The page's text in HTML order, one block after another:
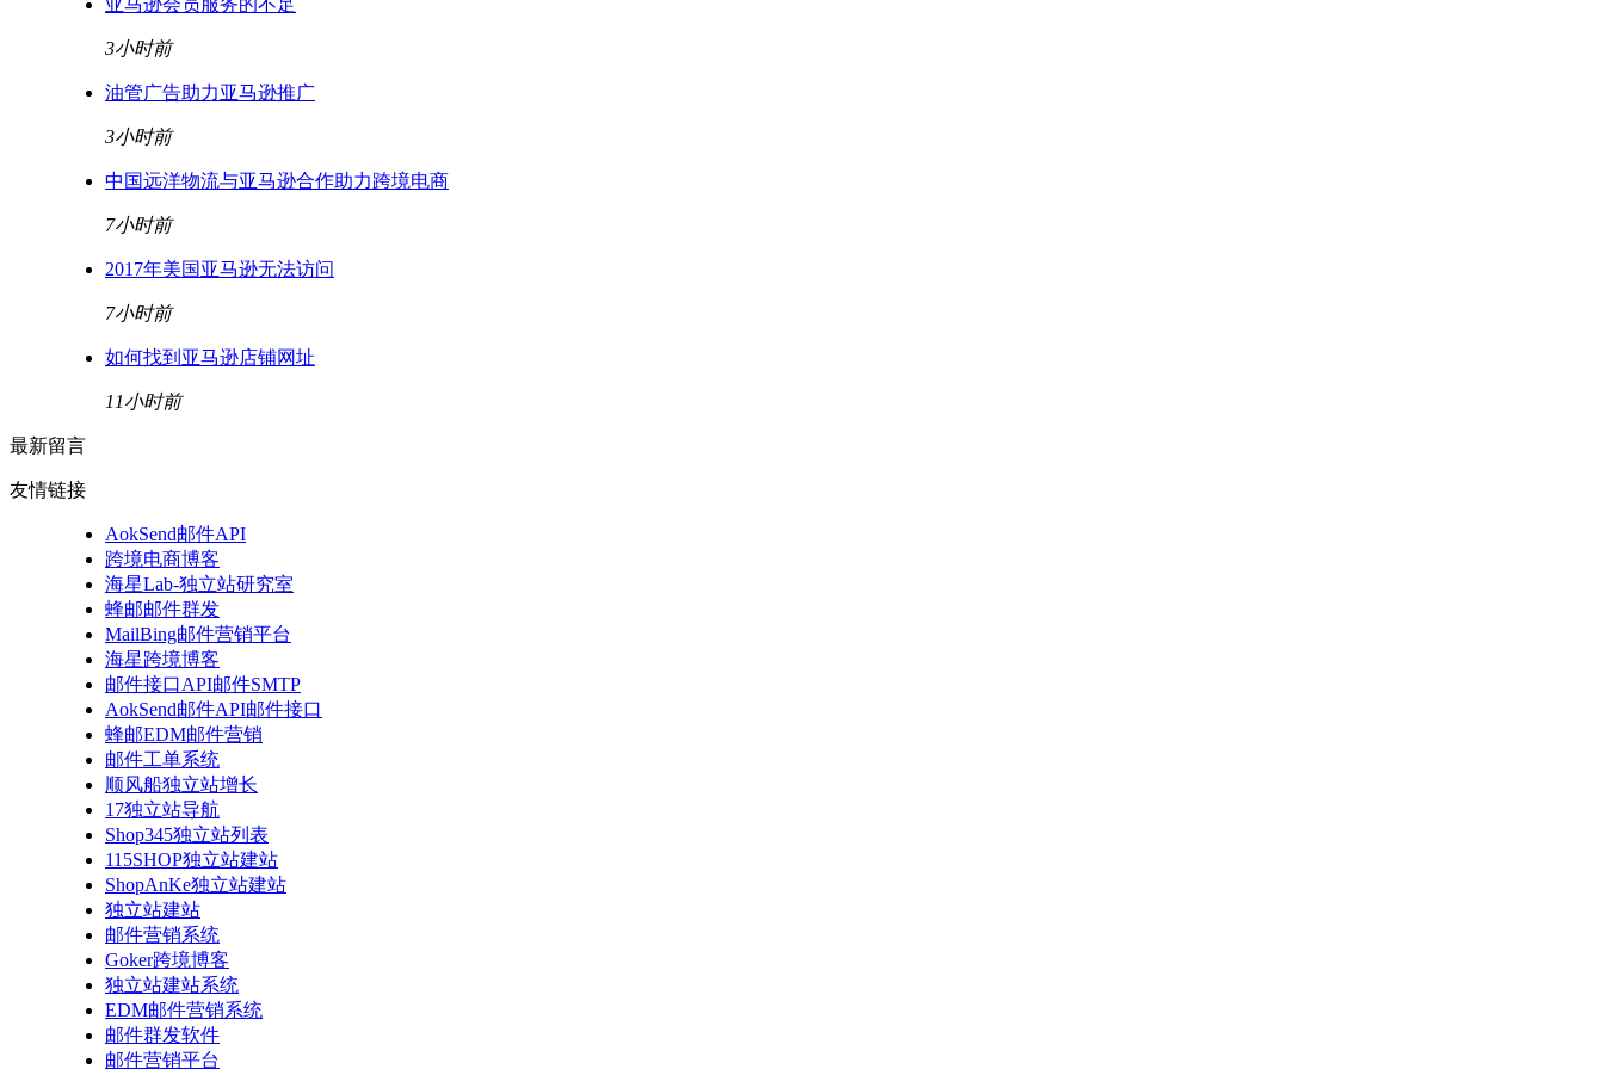
亚马逊会员服务的不足
3小时前
油管广告助力亚马逊推广
3小时前
中国远洋物流与亚马逊合作助力跨境电商
7小时前
2017年美国亚马逊无法访问
7小时前
如何找到亚马逊店铺网址
11小时前
最新留言
友情链接
AokSend邮件API
跨境电商博客
海星Lab-独立站研究室
蜂邮邮件群发
MailBing邮件营销平台
海星跨境博客
邮件接口API邮件SMTP
AokSend邮件API邮件接口
蜂邮EDM邮件营销
邮件工单系统
顺风船独立站增长
17独立站导航
Shop345独立站列表
115SHOP独立站建站
ShopAnKe独立站建站
独立站建站
邮件营销系统
Goker跨境博客
独立站建站系统
EDM邮件营销系统
邮件群发软件
邮件营销平台